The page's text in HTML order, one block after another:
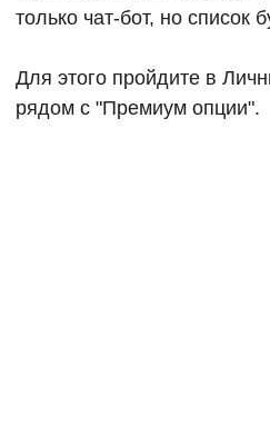
только чат-бот, но список
Для этого пройдите в
рядом с "Премиум опции".